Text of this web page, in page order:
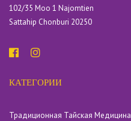
102/35 Moo 1 Najomtien
Sattahip Chonburi 20250
КАТЕГОРИИ
Традиционная Тайская Медицина